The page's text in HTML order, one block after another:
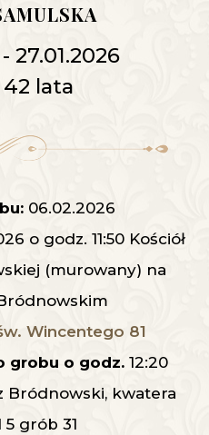
27.01.2026
lata
06.02.2026
o godz. 11:50 Kościół
(murowany) na
Wincentego 81
grobu o godz.12:20
kwatera
5 grób 31